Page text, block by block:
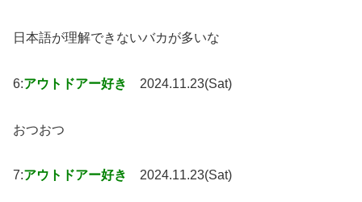
日本語が理解できないバカが多いな
6:アウトドアー好き 2024.11.23(Sat)
おつおつ
7:アウトドアー好き 2024.11.23(Sat)